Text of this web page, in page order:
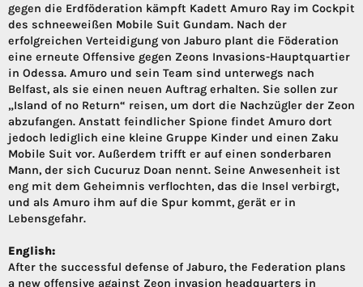
gegen die Erdföderation kämpft Kadett Amuro Ray im Cockpit
des schneeweißen Mobile Suit Gundam. Nach der
erfolgreichen Verteidigung von Jaburo plant die Föderation
eine erneute Offensive gegen Zeons Invasions-Hauptquartier
in Odessa. Amuro und sein Team sind unterwegs nach
Belfast, als sie einen neuen Auftrag erhalten. Sie sollen zur
„Island of no Return“ reisen, um dort die Nachzügler der Zeon
abzufangen. Anstatt feindlicher Spione findet Amuro dort
jedoch lediglich eine kleine Gruppe Kinder und einen Zaku
Mobile Suit vor. Außerdem trifft er auf einen sonderbaren
Mann, der sich Cucuruz Doan nennt. Seine Anwesenheit ist
eng mit dem Geheimnis verflochten, das die Insel verbirgt,
und als Amuro ihm auf die Spur kommt, gerät er in
Lebensgefahr.
English:
After the successful defense of Jaburo, the Federation plans
a new offensive against Zeon invasion headquarters in